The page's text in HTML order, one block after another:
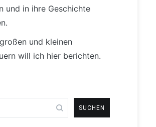
und in ihre Geschichte
und kleinen
will ich hier berichten.